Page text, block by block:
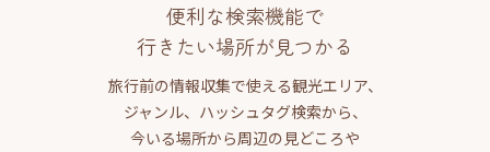
便利な検索機能で
行きたい場所が見つかる
旅行前の情報収集で使える観光エリア、
ジャンル、ハッシュタグ検索から、
今いる場所から周辺の見どころや